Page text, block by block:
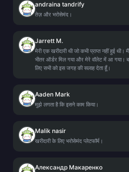
andraina tandrify
तेज़ और भरोसेमंद।
Jarrett M.
मेरी एक खरीदारी थी जो कभी प्राप्त नहीं हुई
भीतर ऑर्डर मिल गया और मेरे वॉलेट में आ गया।
लिए सभी को इस जगह की सलाह देता हूँ।
Aaden Mark
मुझे लगता है कि इसने काम किया।
Malik nasir
खरीदारी के लिए भरोसेमंद प्लेटफॉर्म।
Александр Макаренко